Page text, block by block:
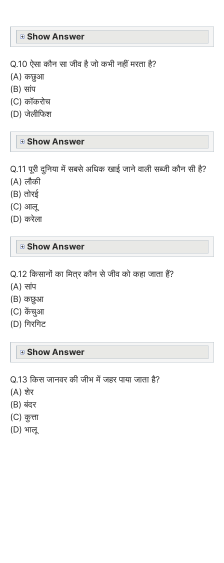
Show Answer
Q.10 ऐसा कौन सा जीव है जो कभी नहीं मरता है?
(A) कछुआ
(B) सांप
(C) कॉकरोच
(D) जेलीफिश
Show Answer
Q.11 पूरी दुनिया में सबसे अधिक खाई जाने वाली सब्जी कौन सी है?
(A) लौकी
(B) तोरई
(C) आलू
(D) करेला
Show Answer
Q.12 किसानों का मित्र कौन से जीव को कहा जाता हैं?
(A) सांप
(B) कछुआ
(C) केंचुआ
(D) गिरगिट
Show Answer
Q.13 किस जानवर की जीभ में जहर पाया जाता है?
(A) शेर
(B) बंदर
(C) कुत्ता
(D) भालू